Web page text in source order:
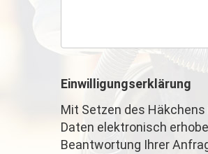
Einwilligungserklärung
Mit Setzen des
Daten elektronisch
Beantwortung Ihrer